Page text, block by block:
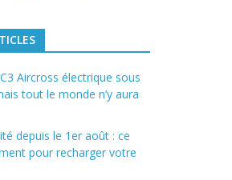
Aircross électrique sous
tout le monde n’y aura
depuis le 1er août : ce
pour recharger votre